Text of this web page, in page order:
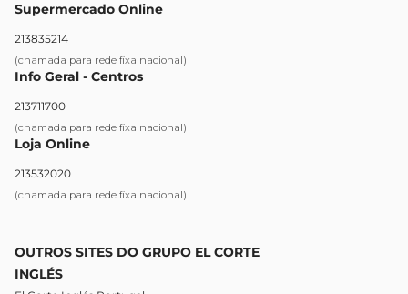
Supermercado Online
213835214
(chamada para rede fixa nacional)
Info Geral - Centros
213711700
(chamada para rede fixa nacional)
Loja Online
213532020
(chamada para rede fixa nacional)
OUTROS SITES DO GRUPO EL CORTE
INGLÉS